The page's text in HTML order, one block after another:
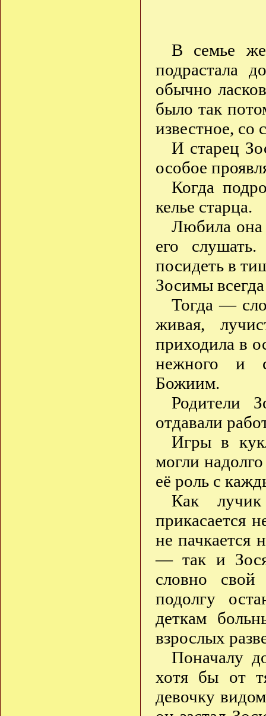
В семье же
подрастала
обычно
было так
известное, со
И старец
особое
Когда
келье старца.
Любила она
его
посидеть в
Зосимы
Тогда —
живая,
приходила в
нежного и
Божиим.
Родители
отдавали
Игры в
могли
её роль с
Как
прикасается
не пачкается
— так и Зося
словно свой
подолгу
деткам
взрослых
Поначалу
хотя бы от
девочку